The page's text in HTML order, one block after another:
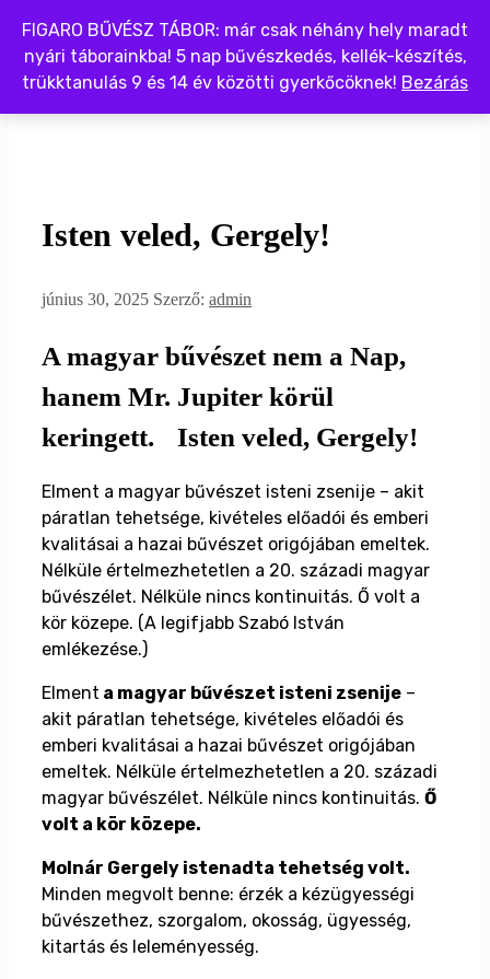
FIGARO BŰVÉSZ TÁBOR: már csak néhány hely maradt
nyári táborainkba! 5 nap bűvészkedés, kellék-készítés,
trükktanulás 9 és 14 év közötti gyerkőcöknek! Bezárás
Kilépés
tartalomba
Menü
Isten veled, Gergely!
június 30, 2025 Szerző: admin
A magyar bűvészet nem a Nap,
hanem Mr. Jupiter körül
keringett. Isten veled, Gergely!
Elment a magyar bűvészet isteni zsenije – akit
páratlan tehetsége, kivételes előadói és emberi
kvalitásai a hazai bűvészet origójában emeltek.
Nélküle értelmezhetetlen a 20. századi magyar
bűvészélet. Nélküle nincs kontinuitás. Ő volt a
kör közepe. (A legifjabb Szabó István
emlékezése.)
Elment a magyar bűvészet isteni zsenije –
akit páratlan tehetsége, kivételes előadói és
emberi kvalitásai a hazai bűvészet origójában
emeltek. Nélküle értelmezhetetlen a 20. századi
magyar bűvészélet. Nélküle nincs kontinuitás. Ő
volt a kör közepe.
Molnár Gergely istenadta tehetség volt.
Minden megvolt benne: érzék a kézügyességi
bűvészethez, szorgalom, okosság, ügyesség,
kitartás és leleményesség.